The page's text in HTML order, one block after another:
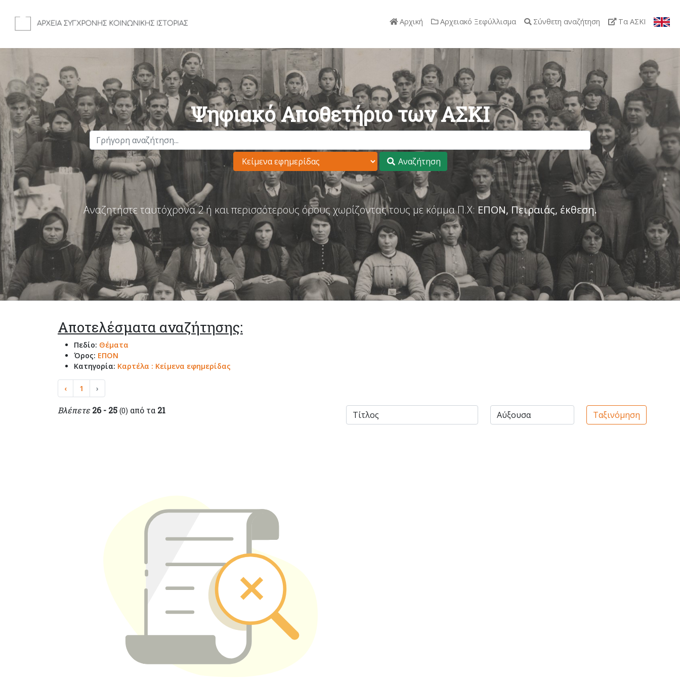
Αρχική Αρχειακό Ξεφύλλισμα Σύνθετη αναζήτηση Τα ΑΣΚΙ
Ψηφιακό Αποθετήριο των ΑΣΚΙ
Αναζήτηση
Αναζητήστε ταυτόχρονα 2 ή και περισσότερους όρους χωρίζοντας τους με κόμμα Π.Χ: ΕΠΟΝ, Πειραιάς, έκθεση.
Αποτελέσματα αναζήτησης:
Πεδίο: Θέματα
Όρος: ΕΠΟΝ
Κατηγορία: Καρτέλα : Κείμενα εφημερίδας
‹ 1 ›
Βλέπετε 26 - 25 (0) από τα 21 Ταξινόμηση